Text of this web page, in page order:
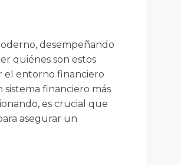
desempeñando
quiénes son estos
el entorno financiero
financiero más
es crucial que
asegurar un